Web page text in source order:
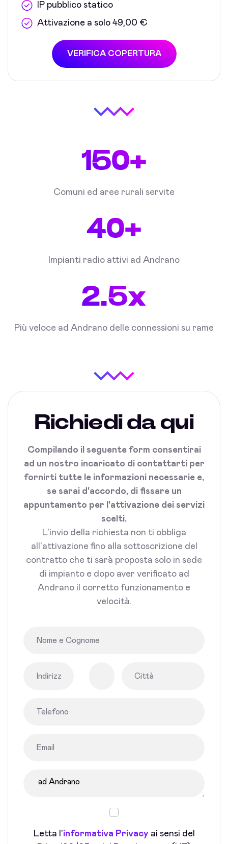
IP pubblico statico
Attivazione a solo 49,00 €
VERIFICA COPERTURA
150+
Comuni ed aree rurali servite
40+
Impianti radio attivi ad Andrano
2.5x
Più veloce ad Andrano delle connessioni su rame
Richiedi da qui
Compilando il seguente form consentirai
ad un nostro incaricato di contattarti per
fornirti tutte le informazioni necessarie e,
se sarai d'accordo, di fissare un
appuntamento per l'attivazione dei servizi
scelti.
L'invio della richiesta non ti obbliga
all'attivazione fino alla sottoscrizione del
contratto che ti sarà proposta solo in sede
di impianto e dopo aver verificato ad
Andrano il corretto funzionamento e
velocità.
Letta l'informativa Privacyai sensi del